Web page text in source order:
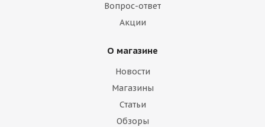
Вопрос-ответ
Акции
О магазине
Новости
Магазины
Статьи
Обзоры